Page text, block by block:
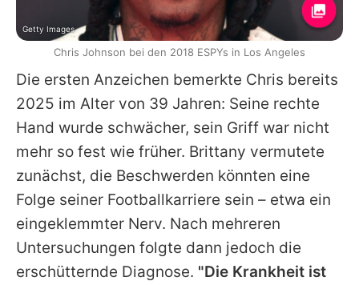
Die ersten Anzeichen bemerkte Chris bereits
2025 im Alter von 39 Jahren: Seine rechte
Hand wurde schwächer, sein Griff war nicht
mehr so fest wie früher. Brittany vermutete
zunächst, die Beschwerden könnten eine
Folge seiner Footballkarriere sein – etwa ein
eingeklemmter Nerv. Nach mehreren
Untersuchungen folgte dann jedoch die
erschütternde Diagnose. "Die Krankheit ist
Getty Images
Chris Johnson bei den 2018 ESPYs in Los Angeles